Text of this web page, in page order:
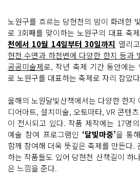
털
노원구를 흐르는 당현천의 밤이 화려한
로 3회째를 맞이하는 노원구의 대표 축
천에서 10월 14일부터 30일까지 열리
현천 수면과 하천변에 다양한 한지 등과
공공미술제로, 작년 축제 기간 동안에는
로 노원구를 대표하는 축제로 자리 잡았
올해의 노원달빛산책에서는 다양한 한지
디어아트, 설치미술, 오토마타, VR 콘텐
이 전시되고 있다. 작품 제작에는 17명
예술 참여 프로그램인 ‘달빛마중’을 통
함께 참여해 더욱 뜻깊은 축제를 만든다.
하는 작품들도 있어 당현천 산책길이 하
은 느낌을 준다.